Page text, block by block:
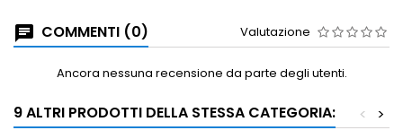
COMMENTI (0) Valutazione
Ancora nessuna recensione da parte degli utenti.
9 ALTRI PRODOTTI DELLA STESSA CATEGORIA: >
<